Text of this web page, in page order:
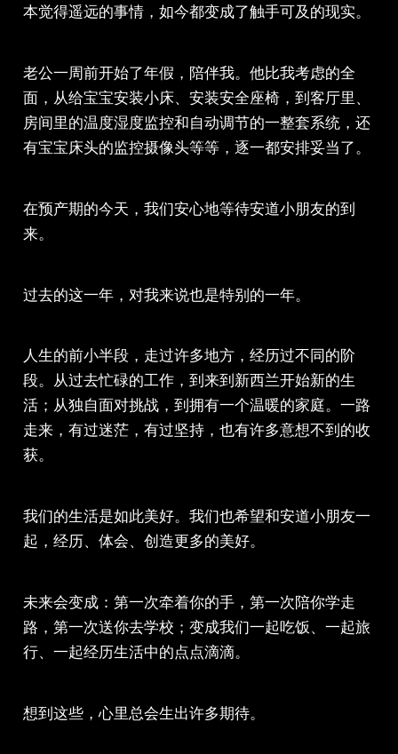
本觉得遥远的事情，如今都变成了触手可及的现实。
老公一周前开始了年假，陪伴我。他比我考虑的全
面，从给宝宝安装小床、安装安全座椅，到客厅里、
房间里的温度湿度监控和自动调节的一整套系统，还
有宝宝床头的监控摄像头等等，逐一都安排妥当了。
在预产期的今天，我们安心地等待安道小朋友的到
来。
过去的这一年，对我来说也是特别的一年。
人生的前小半段，走过许多地方，经历过不同的阶
段。从过去忙碌的工作，到来到新西兰开始新的生
活；从独自面对挑战，到拥有一个温暖的家庭。一路
走来，有过迷茫，有过坚持，也有许多意想不到的收
获。
我们的生活是如此美好。我们也希望和安道小朋友一
起，经历、体会、创造更多的美好。
未来会变成：第一次牵着你的手，第一次陪你学走
路，第一次送你去学校；变成我们一起吃饭、一起旅
行、一起经历生活中的点点滴滴。
想到这些，心里总会生出许多期待。